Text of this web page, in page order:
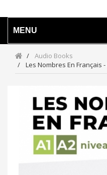
MENU
Audio Books
Les Nombres En Français